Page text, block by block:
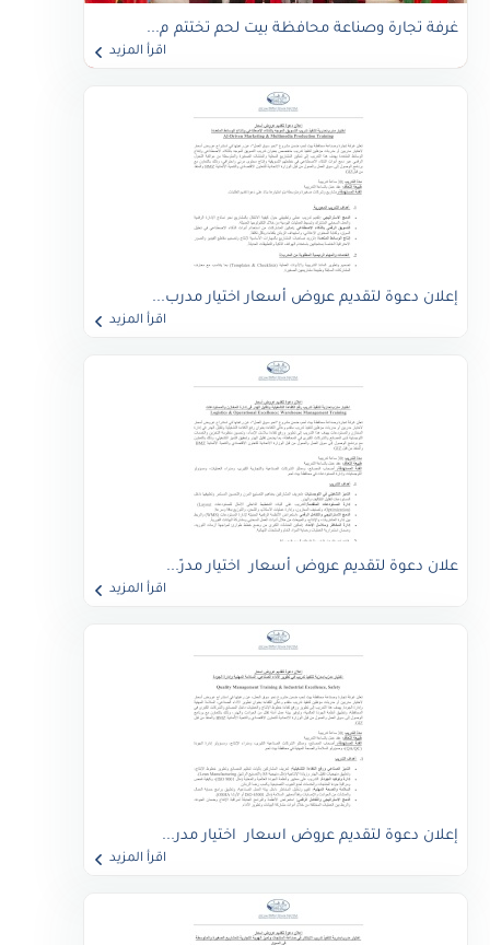
غرفة تجارة وصناعة محافظة بيت لحم تختتم م...
اقرأ المزيد
إعلان دعوة لتقديم عروض أسعار اختيار مدرب...
اقرأ المزيد
علان دعوة لتقديم عروض أسعار اختيار مدرّ...
اقرأ المزيد
إعلان دعوة لتقديم عروض اسعار اختيار مدر...
اقرأ المزيد